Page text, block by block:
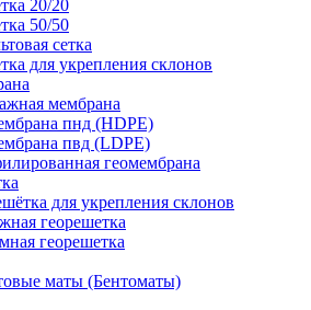
20/20
50/50
сетка
для укрепления склонов
мембрана
пнд (HDPE)
пвд (LDPE)
геомембрана
для укрепления склонов
георешетка
георешетка
маты (Бентоматы)